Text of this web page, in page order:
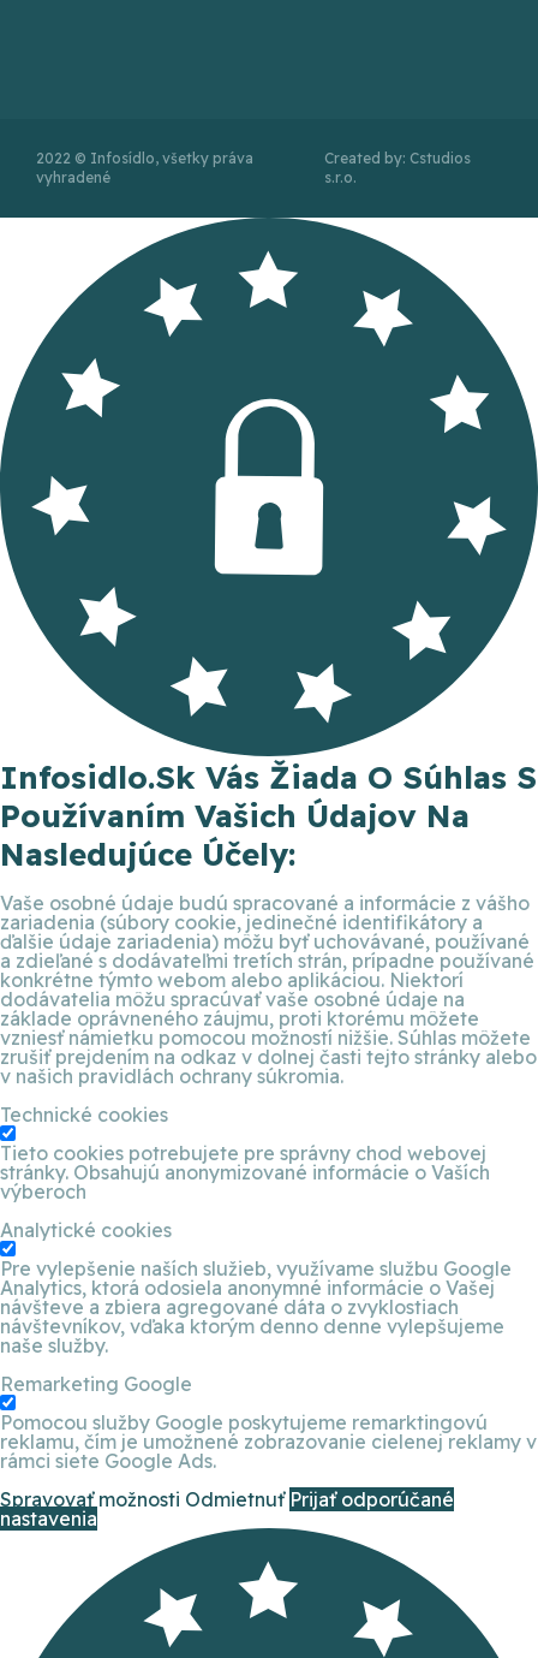
2022 © Infosídlo, všetky práva
vyhradené
Created by: Cstudios
s.r.o.
Infosidlo.sk Vás Žiada O Súhlas S
Používaním Vašich Údajov Na
Nasledujúce Účely:
Vaše osobné údaje budú spracované a informácie z vášho
zariadenia (súbory cookie, jedinečné identifikátory a
ďalšie údaje zariadenia) môžu byť uchovávané, používané
a zdieľané s dodávateľmi tretích strán, prípadne používané
konkrétne týmto webom alebo aplikáciou. Niektorí
dodávatelia môžu spracúvať vaše osobné údaje na
základe oprávneného záujmu, proti ktorému môžete
vzniesť námietku pomocou možností nižšie. Súhlas môžete
zrušiť prejdením na odkaz v dolnej časti tejto stránky alebo
v našich pravidlách ochrany súkromia.
Technické cookies
Tieto cookies potrebujete pre správny chod webovej
stránky. Obsahujú anonymizované informácie o Vaších
výberoch
Analytické cookies
Pre vylepšenie naších služieb, využívame službu Google
Analytics, ktorá odosiela anonymné informácie o Vašej
návšteve a zbiera agregované dáta o zvyklostiach
návštevníkov, vďaka ktorým denno denne vylepšujeme
naše služby.
Remarketing Google
Pomocou služby Google poskytujeme remarktingovú
reklamu, čím je umožnené zobrazovanie cielenej reklamy v
rámci siete Google Ads.
Spravovať možnosti Odmietnuť Prijať odporúčané
nastavenia